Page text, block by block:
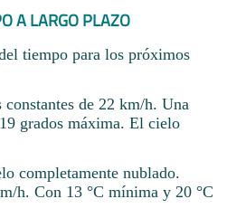
A LARGO PLAZO
tiempo para los próximos
de 22 km/h. Una
grados máxima. El cielo
completamente nublado.
h. Con 13 °C mínima y 20 °C